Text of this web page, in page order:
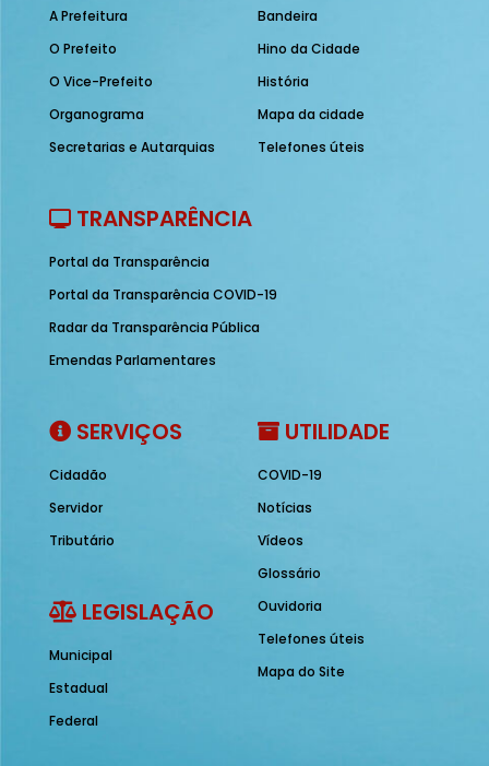
A Prefeitura
O Prefeito
O Vice-Prefeito
Organograma
Secretarias e Autarquias
Bandeira
Hino da Cidade
História
Mapa da cidade
Telefones úteis
TRANSPARÊNCIA
Portal da Transparência
Portal da Transparência COVID-19
Radar da Transparência Pública
Emendas Parlamentares
SERVIÇOS
Cidadão
Servidor
Tributário
LEGISLAÇÃO
Municipal
Estadual
Federal
UTILIDADE
COVID-19
Notícias
Vídeos
Glossário
Ouvidoria
Telefones úteis
Mapa do Site